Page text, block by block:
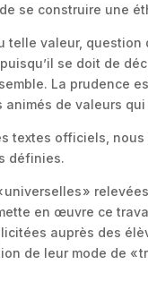
se construire une
valeur, question
se doit de
La prudence
de valeurs
textes officiels,
définies.
»
en œuvre ce
auprès des
de leur mode de «